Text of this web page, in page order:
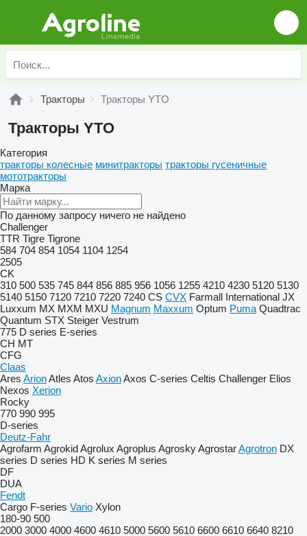
Тракторы Тракторы YTO
Тракторы YTO
Категория
тракторы колесные минитракторы тракторы гусеничные
мототракторы
Марка
По данному запросу ничего не найдено
Challenger
TTR Tigre Tigrone
584 704 854 1054 1104 1254
2505
CK
310 500 535 745 844 856 885 956 1056 1255 4210 4230 5120 5130
5140 5150 7120 7210 7220 7240 CS CVX Farmall International JX
Luxxum MX MXM MXU Magnum Maxxum Optum Puma Quadtrac
Quantum STX Steiger Vestrum
775 D series E-series
CH MT
CFG
Claas
Ares ArionAtles Atos AxionAxos C-series Celtis Challenger Elios
Nexos Xerion
Rocky
770 990 995
D-series
Deutz-Fahr
Agrofarm AgrokidAgrolux Agroplus AgroskyAgrostarAgrotron DX
series D series HD K series M series
DF
DUA
Fendt
Cargo F-series Vario Xylon
180-90 500
2000 3000 4000 4600 4610 5000 5600 5610 6600 6610 6640 8210